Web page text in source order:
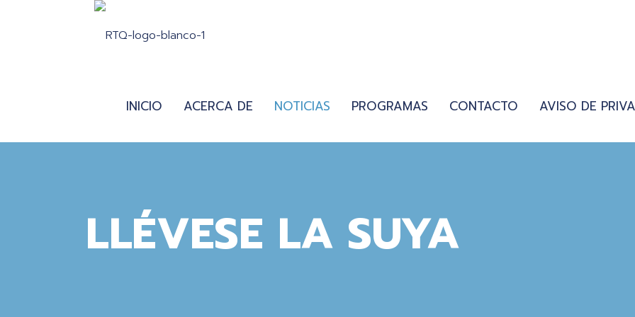
INICIO ACERCA DE NOTICIAS PROGRAMAS CONTACTO AVISO DE
LLÉVESE LA SUYA